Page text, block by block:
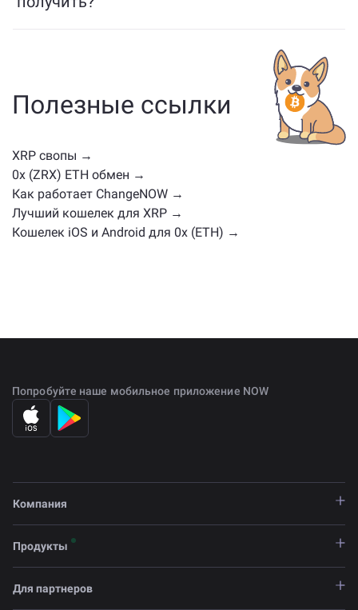
— будь то стейблкоин, утилитарный токен, токен
управления или другой тип. Обычно это другие
криптовалюты с похожими случаями
использования или рыночными позициями.
Проверьте все доступные активы для обмена на
главной странице обмена
Полезные ссылки
XRP свопы →
0x (ZRX) ETH обмен →
Как работает ChangeNOW →
Лучший кошелек для XRP →
Кошелек iOS и Android для 0x (ETH) →
Попробуйте наше мобильное приложение NOW
Компания
Продукты
Для партнеров